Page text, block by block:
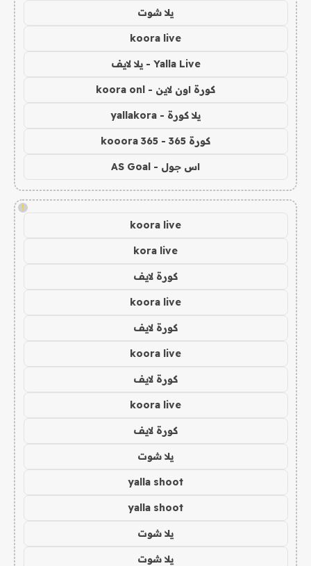
يلا شوت
koora live
Yalla Live - يلا لايف
كورة اون لاين - koora onl
يلا كورة - yallakora
كورة 365 - kooora 365
اس جول - AS Goal
!
koora live
kora live
كورة لايف
koora live
كورة لايف
koora live
كورة لايف
koora live
كورة لايف
يلا شوت
yalla shoot
yalla shoot
يلا شوت
يلا شوت